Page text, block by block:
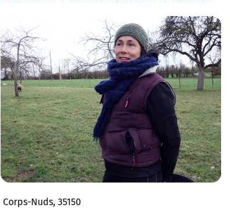
Corps-Nuds, 35150